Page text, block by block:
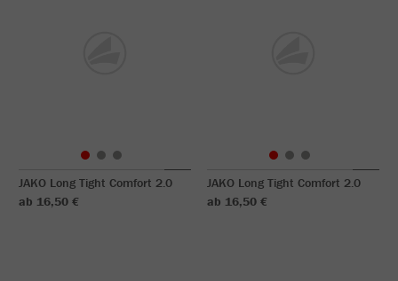
JAKO Long Tight Comfort 2.0
ab 16,50 €
JAKO Long Tight Comfort 2.0
ab 16,50 €